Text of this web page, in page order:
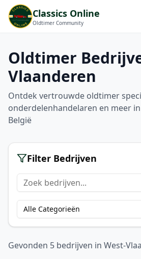
Classics Online
Oldtimer Community
Oldtimer
Vlaanderen
Ontdek vertrouwde oldtimer
onderdelenhandelaren en meer in
België
Filter Bedrijven
Alle Categorieën
Gevonden 5 bedrijven in West-